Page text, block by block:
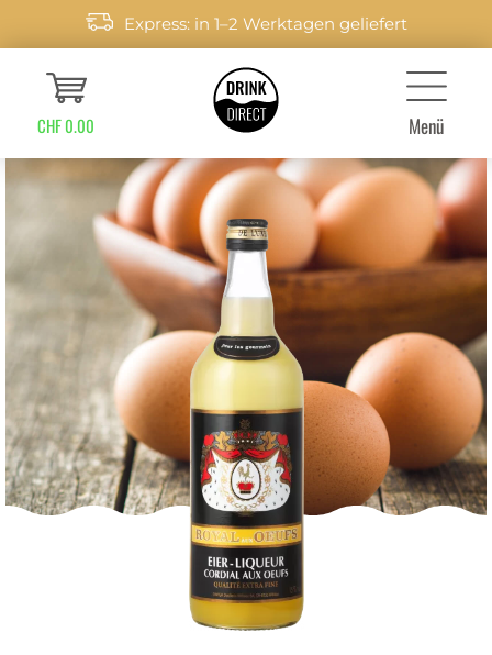
Express: in 1–2 Werktagen geliefert
CHF 0.00 Menü